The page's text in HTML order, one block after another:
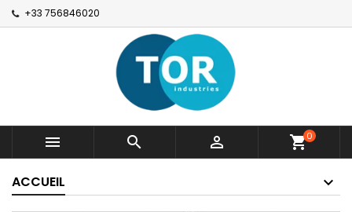
+33 756846020
   shopping_cart0
ACCUEIL